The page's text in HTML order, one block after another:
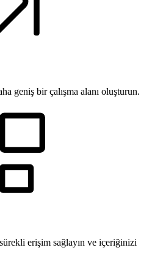
geniş bir çalışma alanı oluşturun.
erişim sağlayın ve içeriğinizi